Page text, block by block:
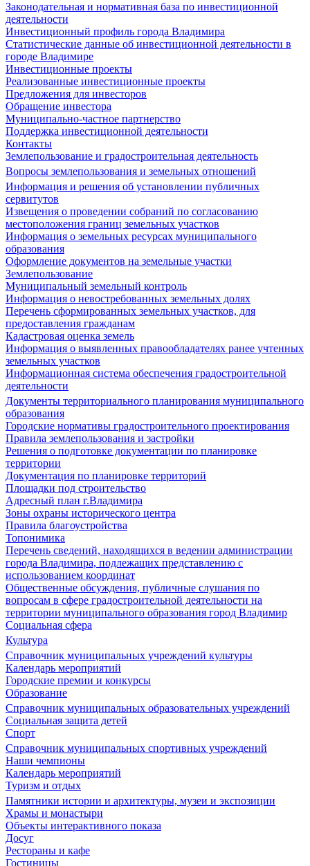
Законодательная и нормативная база по инвестиционной
деятельности
Инвестиционный профиль города Владимира
Статистические данные об инвестиционной деятельности в
городе Владимире
Инвестиционные проекты
Реализованные инвестиционные проекты
Предложения для инвесторов
Обращение инвестора
Муниципально-частное партнерство
Поддержка инвестиционной деятельности
Контакты
Землепользование и градостроительная деятельность
Вопросы землепользования и земельных отношений
Информация и решения об установлении публичных
сервитутов
Извещения о проведении собраний по согласованию
местоположения границ земельных участков
Информация о земельных ресурсах муниципального
образования
Оформление документов на земельные участки
Землепользование
Муниципальный земельный контроль
Информация о невостребованных земельных долях
Перечень сформированных земельных участков, для
предоставления гражданам
Кадастровая оценка земель
Информация о выявленных правообладателях ранее учтенных
земельных участков
Информационная система обеспечения градостроительной
деятельности
Документы территориального планирования муниципального
образования
Городские нормативы градостроительного проектирования
Правила землепользования и застройки
Решения о подготовке документации по планировке
территории
Документация по планировке территорий
Площадки под строительство
Адресный план г.Владимира
Зоны охраны исторического центра
Правила благоустройства
Топонимика
Перечень сведений, находящихся в ведении администрации
города Владимира, подлежащих представлению с
использованием координат
Общественные обсуждения, публичные слушания по
вопросам в сфере градостроительной деятельности на
территории муниципального образования город Владимир
Социальная сфера
Культура
Справочник муниципальных учреждений культуры
Календарь мероприятий
Городские премии и конкурсы
Образование
Справочник муниципальных образовательных учреждений
Социальная защита детей
Спорт
Справочник муниципальных спортивных учреждений
Наши чемпионы
Календарь мероприятий
Туризм и отдых
Памятники истории и архитектуры, музеи и экспозиции
Храмы и монастыри
Объекты интерактивного показа
Досуг
Рестораны и кафе
Гостиницы